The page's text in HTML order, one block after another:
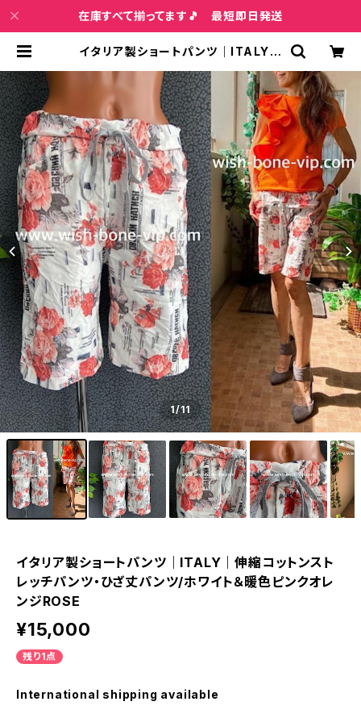
在庫すべて揃ってます🎵 最短即日発送
イタリア製ショートパンツ｜ITALY｜
パンツ/ホワイト＆暖色ピンクオレンジ
ROSE | インポートファッション＆ジ
ュエリー Wish Bone VIP
1/11
イタリア製ショートパンツ｜ITALY｜伸縮コットンスト
レッチパンツ・ひざ丈パンツ/ホワイト＆暖色ピンクオレ
ンジROSE
¥15,000
残り1点
International shipping available